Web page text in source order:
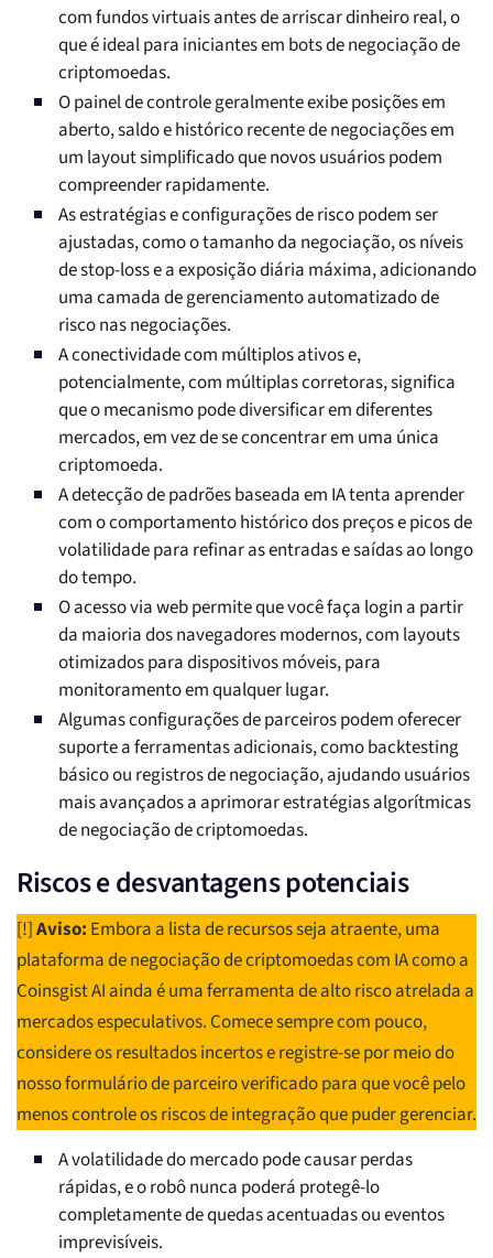
com fundos virtuais antes de arriscar dinheiro real, o
que é ideal para iniciantes em bots de negociação de
criptomoedas.
O painel de controle geralmente exibe posições em
aberto, saldo e histórico recente de negociações em
um layout simplificado que novos usuários podem
compreender rapidamente.
As estratégias e configurações de risco podem ser
ajustadas, como o tamanho da negociação, os níveis
de stop-loss e a exposição diária máxima, adicionando
uma camada de gerenciamento automatizado de
risco nas negociações.
A conectividade com múltiplos ativos e,
potencialmente, com múltiplas corretoras, significa
que o mecanismo pode diversificar em diferentes
mercados, em vez de se concentrar em uma única
criptomoeda.
A detecção de padrões baseada em IA tenta aprender
com o comportamento histórico dos preços e picos de
volatilidade para refinar as entradas e saídas ao longo
do tempo.
O acesso via web permite que você faça login a partir
da maioria dos navegadores modernos, com layouts
otimizados para dispositivos móveis, para
monitoramento em qualquer lugar.
Algumas configurações de parceiros podem oferecer
suporte a ferramentas adicionais, como backtesting
básico ou registros de negociação, ajudando usuários
mais avançados a aprimorar estratégias algorítmicas
de negociação de criptomoedas.
Riscos e desvantagens potenciais
[!]Aviso: Embora a lista de recursos seja atraente, uma
plataforma de negociação de criptomoedas com IA como a
Coinsgist AI ainda é uma ferramenta de alto risco atrelada a
mercados especulativos. Comece sempre com pouco,
considere os resultados incertos e registre-se por meio do
nosso formulário de parceiro verificado para que você pelo
menos controle os riscos de integração que puder gerenciar.
A volatilidade do mercado pode causar perdas
rápidas, e o robô nunca poderá protegê-lo
completamente de quedas acentuadas ou eventos
imprevisíveis.